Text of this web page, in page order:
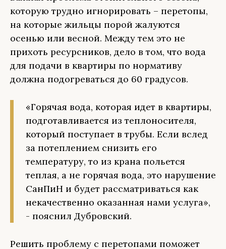
которую трудно игнорировать – перетопы,
на которые жильцы порой жалуются
осенью или весной. Между тем это не
прихоть ресурсников, дело в том, что вода
для подачи в квартиры по нормативу
должна подогреваться до 60 градусов.
«Горячая вода, которая идет в квартиры,
подготавливается из теплоносителя,
который поступает в трубы. Если вслед
за потеплением снизить его
температуру, то из крана польется
теплая, а не горячая вода, это нарушение
СанПиН и будет рассматриваться как
некачественно оказанная нами услуга»,
- пояснил Дубровский.
Решить проблему с перетопами поможет